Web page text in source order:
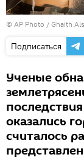
© AP Photo / Ghaith
Подписаться
Ученые
оказались
считалось